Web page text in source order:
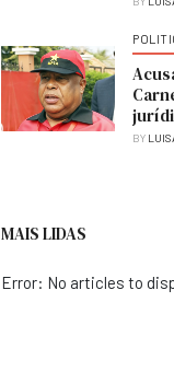
BY
MAIS LIDAS
Error: No articles to